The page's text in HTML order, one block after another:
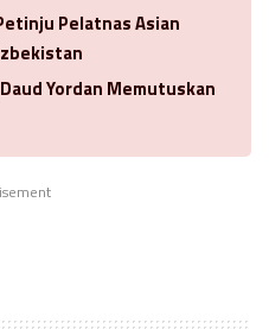
Pelatnas Asian
Yordan Memutuskan